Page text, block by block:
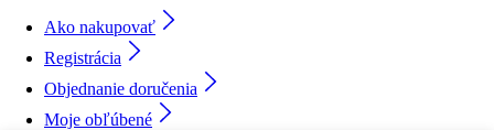
Ako nakupovať
Registrácia
Objednanie doručenia
Moje obľúbené